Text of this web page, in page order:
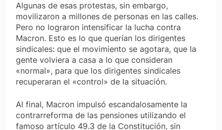
Algunas de esas protestas, sin embargo,
movilizaron a millones de personas en las calles.
Pero no lograron intensificar la lucha contra
Macron. Esto es lo que querían los dirigentes
sindicales: que el movimiento se agotara, que la
gente volviera a casa a lo que consideran
«normal», para que los dirigentes sindicales
recuperaran el «control» de la situación.
Al final, Macron impulsó escandalosamente la
contrarreforma de las pensiones utilizando el
famoso artículo 49.3 de la Constitución, sin